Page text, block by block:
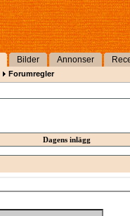
Bilder Annonser
Forumregler
Dagens inlägg